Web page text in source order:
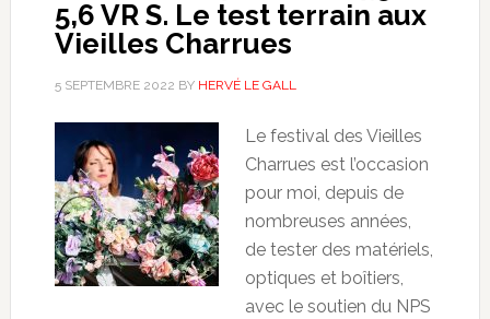
5,6 VR S. Le test terrain aux
Vieilles Charrues
5 SEPTEMBRE 2022 BY HERVÉ LE GALL
Le festival des Vieilles
Charrues est l’occasion
pour moi, depuis de
nombreuses années,
de tester des matériels,
optiques et boîtiers,
avec le soutien du NPS